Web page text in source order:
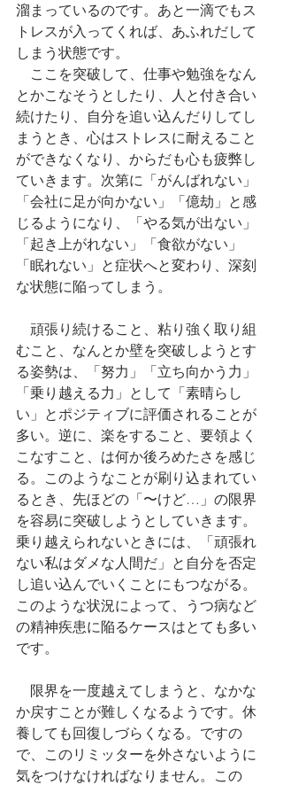
溜まっているのです。あと一滴でもス
トレスが入ってくれば、あふれだして
しまう状態です。
ここを突破して、仕事や勉強をなん
とかこなそうとしたり、人と付き合い
続けたり、自分を追い込んだりしてし
まうとき、心はストレスに耐えること
ができなくなり、からだも心も疲弊し
ていきます。次第に「がんばれない」
「会社に足が向かない」「億劫」と感
じるようになり、「やる気が出ない」
「起き上がれない」「食欲がない」
「眠れない」と症状へと変わり、深刻
な状態に陥ってしまう。
頑張り続けること、粘り強く取り組
むこと、なんとか壁を突破しようとす
る姿勢は、「努力」「立ち向かう力」
「乗り越える力」として「素晴らし
い」とポジティブに評価されることが
多い。逆に、楽をすること、要領よく
こなすこと、は何か後ろめたさを感じ
る。このようなことが刷り込まれてい
るとき、先ほどの「〜けど…」の限界
を容易に突破しようとしていきます。
乗り越えられないときには、「頑張れ
ない私はダメな人間だ」と自分を否定
し追い込んでいくことにもつながる。
このような状況によって、うつ病など
の精神疾患に陥るケースはとても多い
です。
限界を一度越えてしまうと、なかな
か戻すことが難しくなるようです。休
養しても回復しづらくなる。ですの
で、このリミッターを外さないように
気をつけなければなりません。この